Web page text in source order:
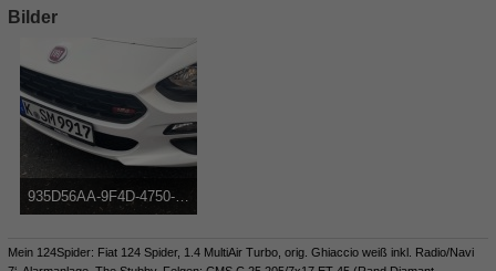
Bilder
935D56AA-9F4D-4750-80A2-B16AA8871804.jpeg
253,83 kB, 1.125×673, 1.852 mal angesehen
Mein 124Spider: Fiat 124 Spider, 1.4 MultiAir Turbo, orig. Ghiaccio weiß inkl. Radio/Navi